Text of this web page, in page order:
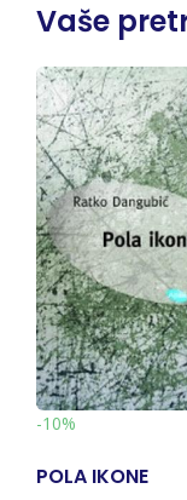
Vaše
-10%
POLA IKONE